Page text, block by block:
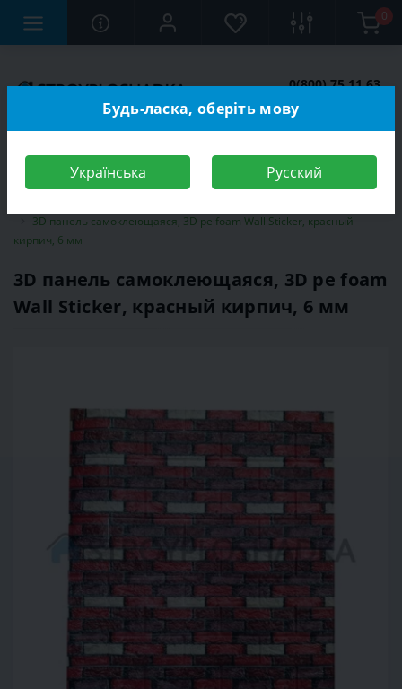
0
0(800) 75 11 63
3D панель самоклеющаяся, 3D pe foam Wall Sticker, красный
кирпич, 6 мм
3D панель самоклеющаяся, 3D pe foam
Wall Sticker, красный кирпич, 6 мм
Будь-ласка, оберіть мову
Українська Русский